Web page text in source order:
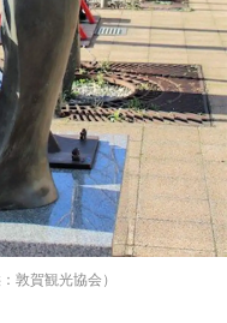
敦賀観光協会）